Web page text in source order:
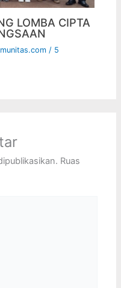
LOMBA CIPTA
/ 5
Ruas